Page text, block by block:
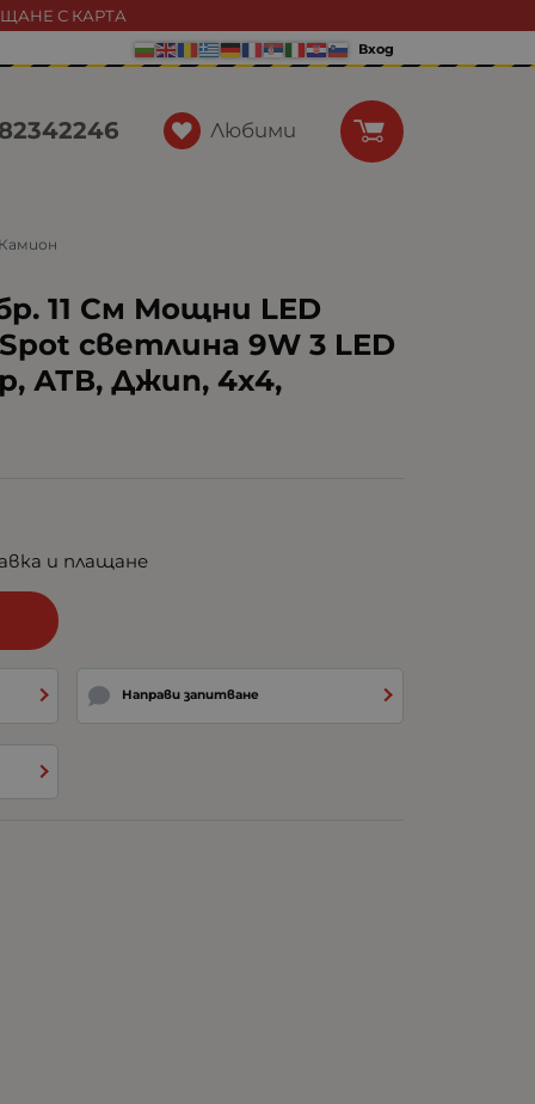
С КАРТА
Вход
Любими
11 См Мощни LED
светлина 9W 3 LED
АТВ, Джип, 4х4,
и плащане
Направи запитване